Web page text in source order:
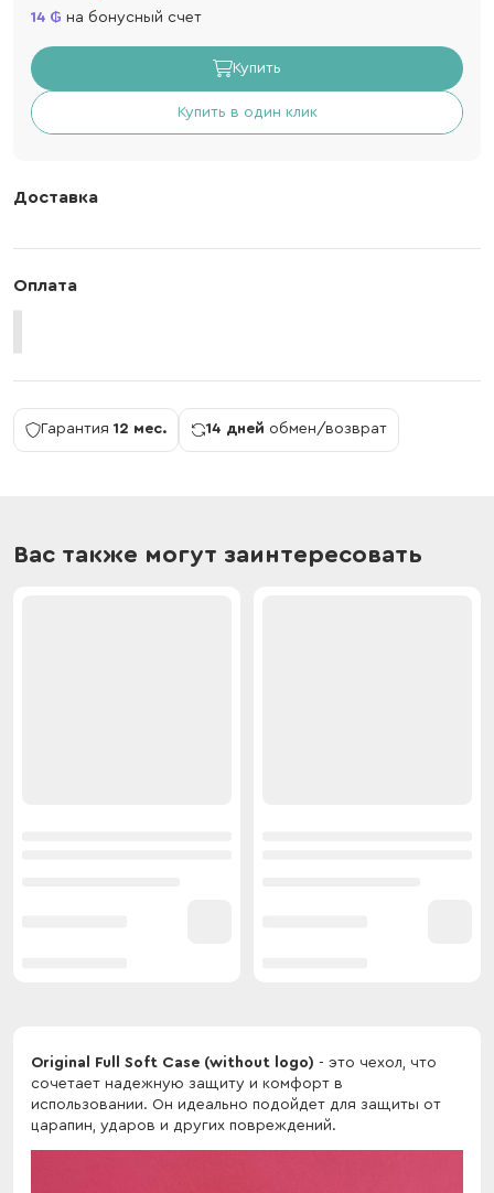
14 на бонусный счет
Купить
Купить в один клик
Доставка
Оплата
Гарантия 12 мес. 14 дней обмен/возврат
Вас также могут заинтересовать
Original Full Soft Case (without logo) - это чехол, что
сочетает надежную защиту и комфорт в
использовании. Он идеально подойдет для защиты от
царапин, ударов и других повреждений.